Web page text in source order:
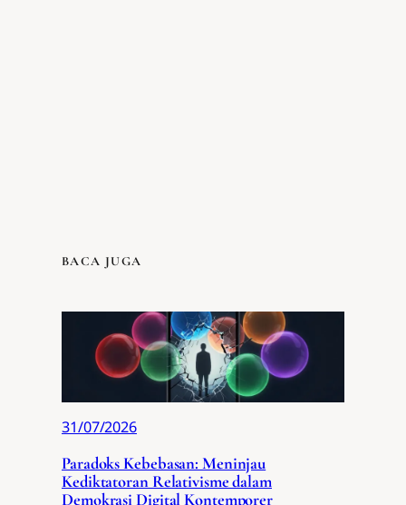
BACA JUGA
31/07/2026
Paradoks Kebebasan: Meninjau
Kediktatoran Relativisme dalam
Demokrasi Digital Kontemporer